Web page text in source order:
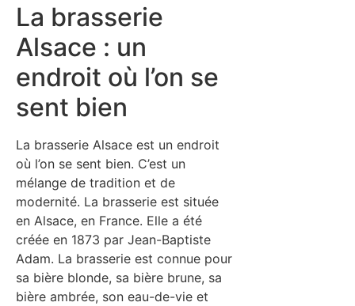
La brasserie
Alsace : un
endroit où l’on se
sent bien
La brasserie Alsace est un endroit
où l’on se sent bien. C’est un
mélange de tradition et de
modernité. La brasserie est située
en Alsace, en France. Elle a été
créée en 1873 par Jean-Baptiste
Adam. La brasserie est connue pour
sa bière blonde, sa bière brune, sa
bière ambrée, son eau-de-vie et